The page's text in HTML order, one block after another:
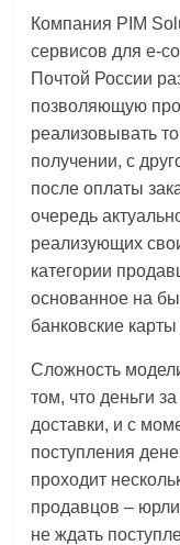
для
Commerce,
ритейле,
логистике,
технологиях,
соцсетях.
Нам
важно,
как
знать
как
Сеть
меняет
жизнь
людей
обсудить
эти
изменения
Компания PIM
сервисов для e-
Почтой России
позволяющую
реализовывать
получении, с
после оплаты
очередь
реализующих
категории
основанное на
банковские
Сложность
том, что деньги
доставки, и с
поступления
проходит
продавцов –
не ждать